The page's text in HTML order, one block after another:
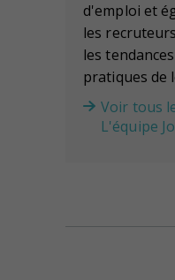
d'emploi et
les
les
pratiques de
Voir tous
L'équipe